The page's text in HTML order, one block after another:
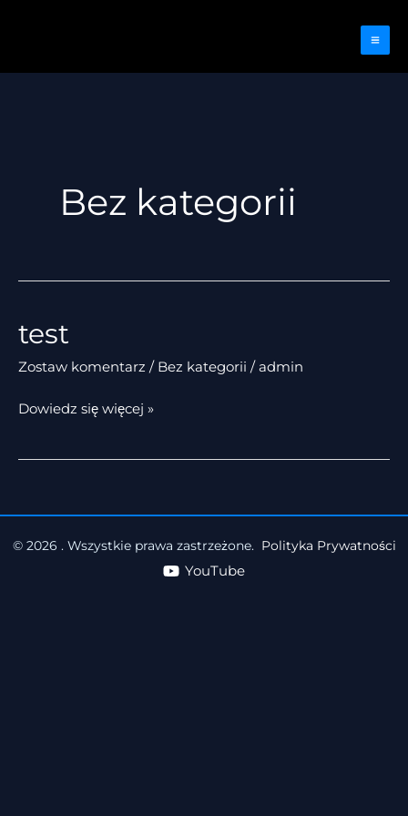
Bez kategorii
test
Zostaw komentarz / Bez kategorii /admin
test
Dowiedz się więcej »
© 2026 . Wszystkie prawa zastrzeżone. Polityka Prywatności
YouTube